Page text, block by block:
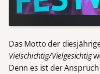
Das Motto der
Vielschichtig/Vielgesichtig
Denn es ist der